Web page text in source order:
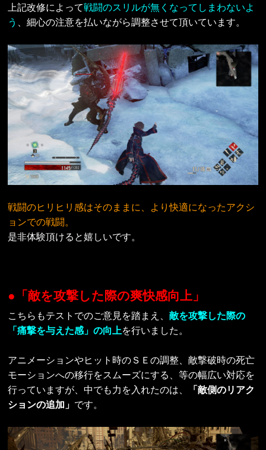
上記改修によって戦闘のスリルが無くなってしまわないよ
う
、細心の注意を払いながら調整させて頂いています。
戦闘のヒリヒリ感はそのままに、より快適になったアクシ
ョンでの戦闘。
是非体験頂けると嬉しいです。
●「敵を攻撃した際の爽快感向上」
こちらもテストでのご意見を踏まえ、敵を攻撃した際の
「痛撃を与えた感」の向上を行いました。
アニメーションやヒット時のＳＥの調整、敵撃破時の死亡
モーションへの移行をスムーズにする、等の幅広い対応を
行っていますが、中でも力を入れたのは、
「敵側のリアク
ションの追加」 です。